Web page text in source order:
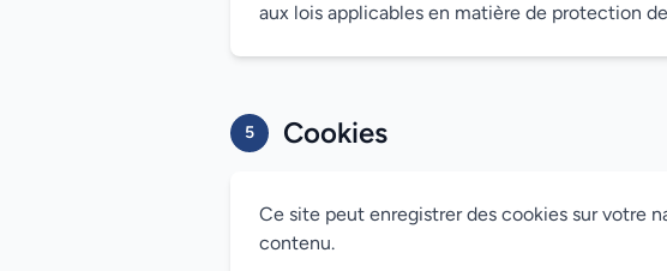
aux lois applicables en matière de protection
5 Cookies
Ce site peut enregistrer des cookies sur votre
contenu.